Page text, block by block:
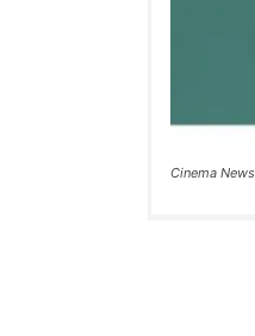
Cinema News